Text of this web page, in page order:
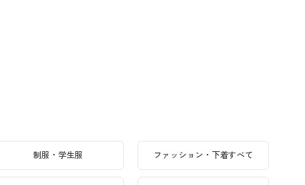
制服・学生服 ファッション・下着すべて